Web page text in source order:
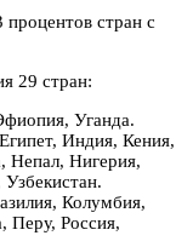
процентов стран с
29 стран:
Уганда.
Индия, Кения,
Непал, Нигерия,
Колумбия,
Перу, Россия,